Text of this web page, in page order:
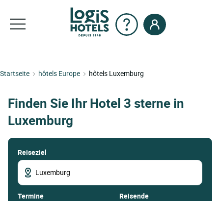
Startseite hôtels Europe hôtels Luxemburg
Finden Sie Ihr Hotel 3 sterne in
Luxemburg
Reiseziel
termine Reisende